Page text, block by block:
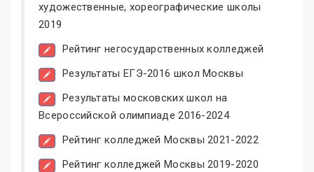
художественные, хореографические школы
2019
Рейтинг негосударственных колледжей
Результаты ЕГЭ-2016 школ Москвы
Результаты московских школ на
Всероссийской олимпиаде 2016-2024
Рейтинг колледжей Москвы 2021-2022
Рейтинг колледжей Москвы 2019-2020